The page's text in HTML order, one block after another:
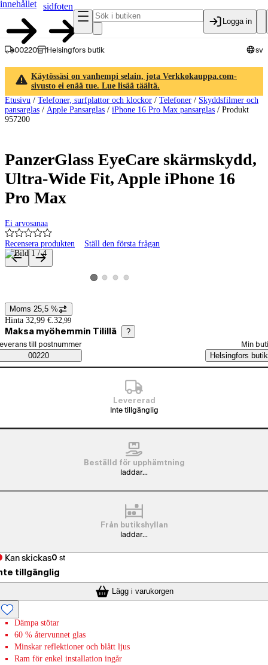
innehållet
sidfoten
Logga in
00220 Helsingfors butik sv
Käytössäsi on vanhempi selain, jota Verkkokauppa.com-
sivusto ei enää tue. Lue lisää täältä.
Etusivu / Telefoner, surfplattor och klockor / Telefoner / Skyddsfilmer och
pansarglas / Apple Pansarglas / iPhone 16 Pro Max pansarglas / Produkt
957200
PanzerGlass EyeCare skärmskydd,
Ultra-Wide Fit, Apple iPhone 16
Pro Max
Ei arvosanaa
Recensera produkten Ställ den första frågan
Produktbilder och videor
Visa produktbild 1
Visa produktbild 2
Visa produktbild 3
Visa produktbild 4
Prisinformation
Moms 25,5 %
Hinta 32,99 €. 32,99
Maksa myöhemmin Tilillä ?
Saatavuustiedot
beställningssätt
till postnummer
00220
Min
Helsingfors butik
Levererad
Inte tillgänglig
Beställd för upphämtning
laddar...
Från butikshyllan
laddar...
Kan skickas0 st
tillgänglig
Lägg i varukorgen
Dämpa stötar
60 % återvunnet glas
Minskar reflektioner och blått ljus
Ram för enkel installation ingår